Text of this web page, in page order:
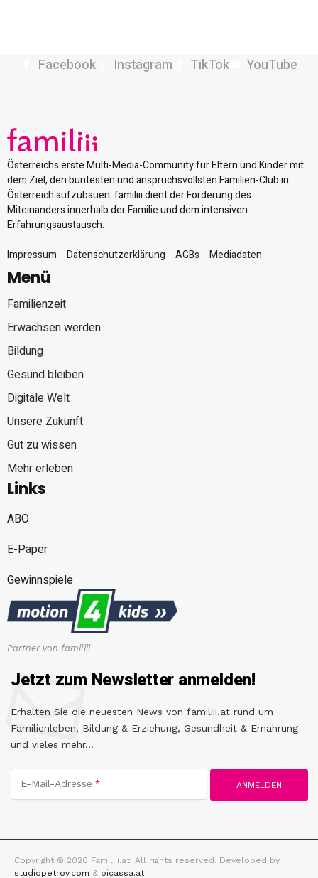
Facebook Instagram TikTok YouTube
Österreichs erste Multi-Media-Community für Eltern und Kinder mit
dem Ziel, den buntesten und anspruchsvollsten Familien-Club in
Österreich aufzubauen. familiii dient der Förderung des
Miteinanders innerhalb der Familie und dem intensiven
Erfahrungsaustausch.
Impressum
Datenschutzerklärung AGBs Mediadaten
Menü
Familienzeit
Erwachsen werden
Bildung
Gesund bleiben
Digitale Welt
Unsere Zukunft
Gut zu wissen
Mehr erleben
Links
ABO
E-Paper
Gewinnspiele
Partner von familiii
Jetzt zum Newsletter anmelden!
Erhalten Sie die neuesten News von familiii.at rund um
Familienleben, Bildung & Erziehung, Gesundheit & Ernährung
und vieles mehr...
E-Mail-Adresse
Copyright © 2026 Familiii.at. All rights reserved. Developed by
studiopetrov.com & picassa.at